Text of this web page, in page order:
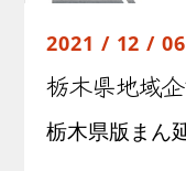
2021 / 12 / 06